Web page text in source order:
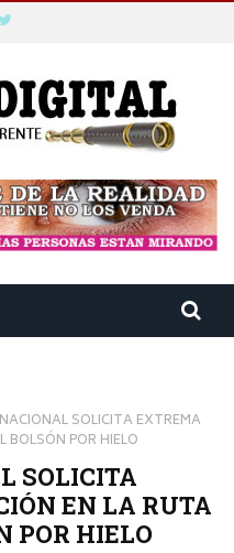
SOLICITA EXTREMA
BOLSÓN POR HIELO
SOLICITA
EN LA RUTA
POR HIELO